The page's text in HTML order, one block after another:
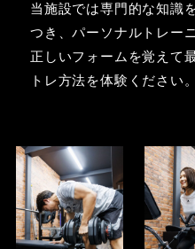
当施設では専門的な知識
つき、パーソナルトレー
正しいフォームを覚えて
トレ方法を体験ください。